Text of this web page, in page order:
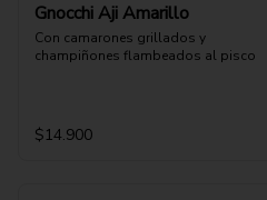
Gnocchi Aji Amarillo
Con camarones grillados y
champiñones flambeados al pisco
$14.900